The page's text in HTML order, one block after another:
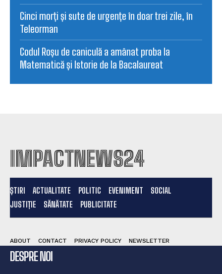
Cinci morți și sute de urgențe în doar trei zile, în
Teleorman
Codul Roșu de caniculă a amânat proba la
Matematică și Istorie de la Bacalaureat
IMPACTNEWS24
ȘTIRI ACTUALITATE POLITIC EVENIMENT
SOCIAL
JUSTIȚIE
SĂNĂTATE PUBLICITATE
ABOUT CONTACT PRIVACY POLICY NEWSLETTER
DESPRE NOI